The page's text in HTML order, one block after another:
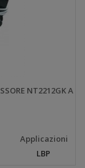
NT2212GK A
Applicazioni
LBP